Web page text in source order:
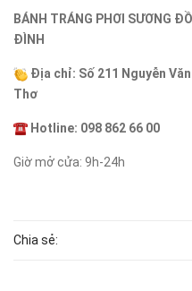
BÁNH TRÁNG PHƠI SƯƠNG
ĐÌNH
Địa chỉ: Số 211 Nguyễn
Thơ
Hotline: 098 862 66 00
Giờ mở cửa: 9h-24h
Chia sẻ: